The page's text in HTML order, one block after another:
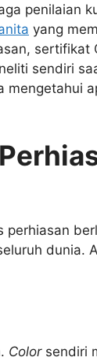
penilaian
yang
sertifikat
sendiri
dunia.
Color sendiri